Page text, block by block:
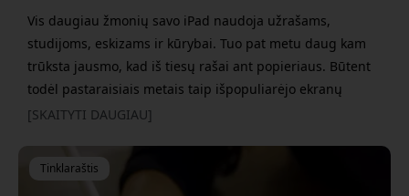
Vis daugiau žmonių savo iPad naudoja užrašams,
studijoms, eskizams ir kūrybai. Tuo pat metu daug kam
trūksta jausmo, kad iš tiesų rašai ant popieriaus. Būtent
todėl pastaraisiais metais taip išpopuliarėjo ekranų
apsaugos su popieriaus pojūčiu. Tačiau ne visos matinės
malonų rašymo pojūtį, o kitos gali padaryti vaizdą
grūdėtą, paveikti spalvas ar labiau, nei reikia, dėvėti
[SKAITYTI DAUGIAU]
Tinklaraštis